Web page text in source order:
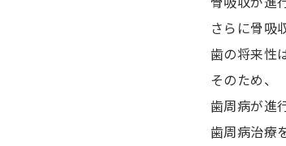
さらに骨吸
歯の将来性
そのため、
歯周病が進
歯周病治療